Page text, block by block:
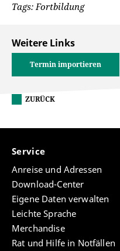
Tags: Fortbildung
Weitere Links
Termin importieren
ZURÜCK
Service
Anreise und Adressen
Download-Center
Eigene Daten verwalten
Leichte Sprache
Merchandise
Rat und Hilfe in Notfällen